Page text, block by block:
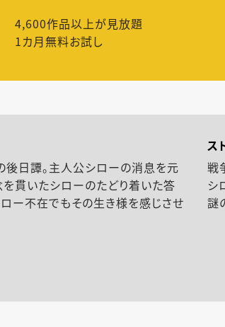
4,600作品以上が見放題
1カ月無料お試し
後日譚。主人公シローの消息を元
貫いたシローのたどり着いた答
ー不在でもその生き様を感じさせ
ス
戦
シ
謎